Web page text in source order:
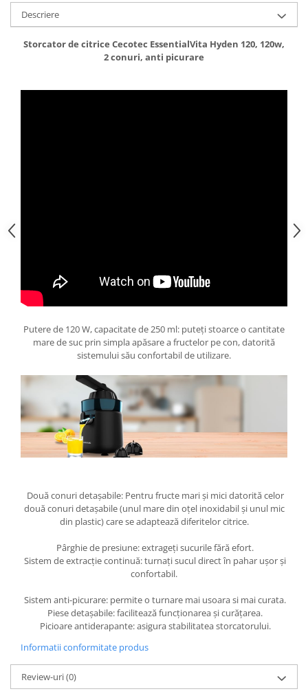
Descriere
Storcator de citrice Cecotec EssentialVita Hyden 120, 120w,
2 conuri, anti picurare
Putere de 120 W, capacitate de 250 ml: puteți stoarce o cantitate
mare de suc prin simpla apăsare a fructelor pe con, datorită
sistemului său confortabil de utilizare.
Două conuri detașabile: Pentru fructe mari și mici datorită celor
două conuri detașabile (unul mare din oțel inoxidabil și unul mic
din plastic) care se adaptează diferitelor citrice.
Pârghie de presiune: extrageți sucurile fără efort.
Sistem de extracție continuă: turnați sucul direct în pahar ușor și
confortabil.
Sistem anti-picurare: permite o turnare mai usoara si mai curata.
Piese detașabile: facilitează funcționarea și curățarea.
Picioare antiderapante: asigura stabilitatea storcatorului.
Informatii conformitate produs
Review-uri(0)